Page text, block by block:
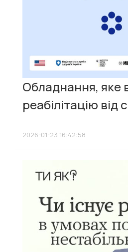
Обладнання, яке
реабілітацію від
2026-01-23 16:42:58